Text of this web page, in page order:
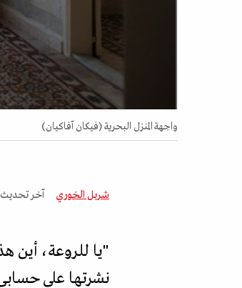
واجهة المنزل البحرية (فيكان آفاكيان)
شربل الخوري آخر تحديث
"يا للروعة،
نشرتها على